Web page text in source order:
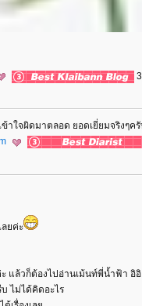
าใจผิดมาตลอด ยอดเยี่ยมจริงๆครั
ยค่ะ
ะ แล้วก็ต้องไปอ่านเม้นท์พี่น้ำฟ้า
ไม่ได้คิดอะไร